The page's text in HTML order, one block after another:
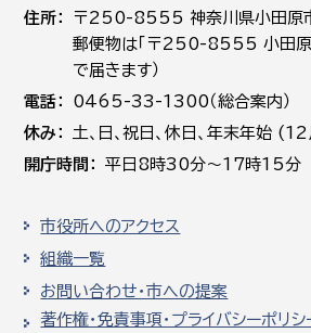
住所
〒250-8555 神奈川県小田原
郵便物は「〒250-8555 小田原
で届きます）
電話
0465-33-1300（総合案内）
休み
土､日､祝日、休日、年末年始
開庁時間
平日8時30分～17時15分
市役所へのアクセス
組織一覧
お問い合わせ・市への提案
著作権・免責事項・プライバシーポリシ